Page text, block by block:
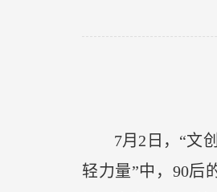
7月2日，“文
轻力量”中，90后